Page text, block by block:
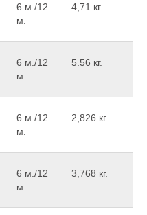
6 м./12
м.
4,71 кг.
6 м./12
м.
5.56 кг.
6 м./12
м.
2,826 кг.
6 м./12
м.
3,768 кг.